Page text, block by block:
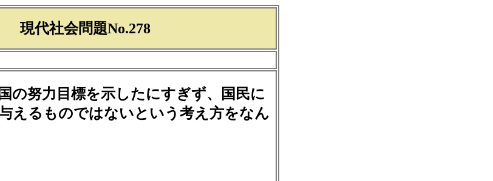
現代社会問題No.278
の努力目標を示したにすぎず、国民に
えるものではないという考え方をなん